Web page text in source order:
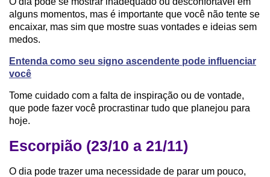
alguns momentos, mas é importante que você não tente se
encaixar, mas sim que mostre suas vontades e ideias sem
medos.
Entenda como seu signo ascendente pode influenciar
você
Tome cuidado com a falta de inspiração ou de vontade,
que pode fazer você procrastinar tudo que planejou para
hoje.
Escorpião (23/10 a 21/11)
O dia pode trazer uma necessidade de parar um pouco,